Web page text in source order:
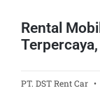
Rental
PT. DST Rent Car